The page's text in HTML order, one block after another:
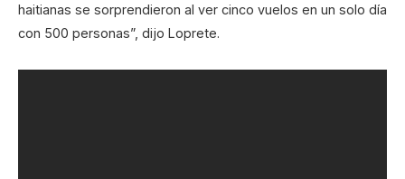
haitianas se sorprendieron al ver cinco vuelos en un solo día
con 500 personas”, dijo Loprete.